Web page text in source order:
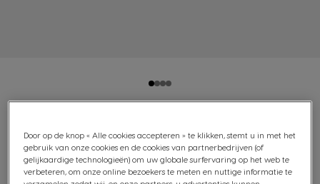
VOORDEELVERPAKKING
LATTE MACCHIATO CARAMEL
Door op de knop « Alle cookies accepteren » te klikken, stemt u in met het
gebruik van onze cookies en de cookies van partnerbedrijven (of
gelijkaardige technologieën) om uw globale surfervaring op het web te
verbeteren, om onze online bezoekers te meten en nuttige informatie te